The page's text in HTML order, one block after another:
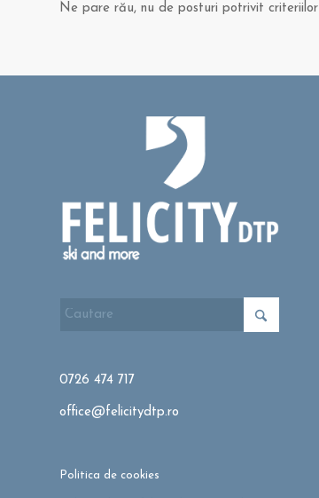
Ne pare rău, nu de posturi potrivit criteriilor
0726 474 717
office@felicitydtp.ro
Politica de cookies